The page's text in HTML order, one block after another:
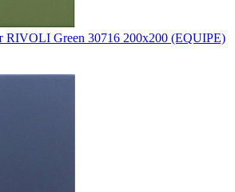
RIVOLI Green 30716 200x200 (EQUIPE)